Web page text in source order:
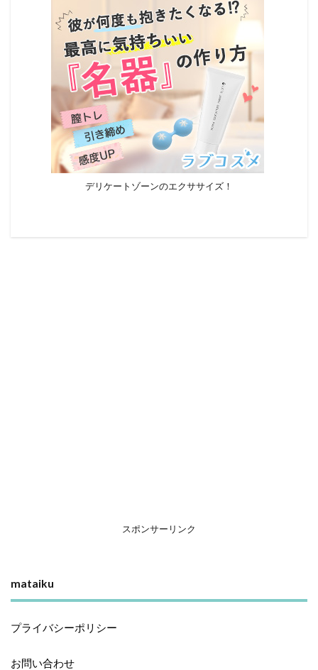
デリケートゾーンのエクササイズ！
スポンサーリンク
mataiku
プライバシーポリシー
お問い合わせ